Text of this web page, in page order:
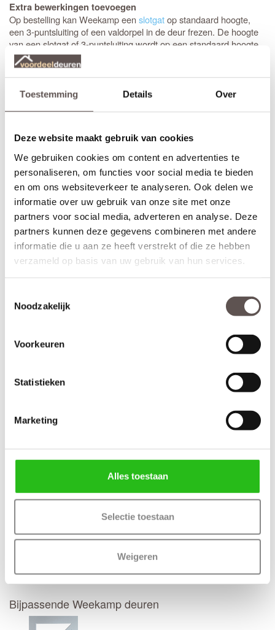
Toestemming Details Over
Deze website maakt gebruik van cookies
We gebruiken cookies om content en advertenties te
personaliseren, om functies voor social media te bieden
en om ons websiteverkeer te analyseren. Ook delen we
informatie over uw gebruik van onze site met onze
partners voor social media, adverteren en analyse. Deze
partners kunnen deze gegevens combineren met andere
informatie die u aan ze heeft verstrekt of die ze hebben
verzameld op basis van uw gebruik van hun services.
Noodzakelijk
Voorkeuren
Statistieken
Marketing
Alles toestaan
Selectie toestaan
Weigeren
Extra bewerkingen toevoegen
Op bestelling kan Weekamp eenslotgatop standaard hoogte,
een 3-puntsluiting of een valdorpel in de deur frezen. De hoogte
van een slotgat of 3-puntsluiting wordt op een standaard hoogte
aangebracht. De deurkruk zit altijd op een hoogte van 105 cm
gemeten vanaf de onderzijde van de deur. Let op! De
draairichtingvan de deur is van belang. Maak je keuze uit het
overzicht.
deur eendeurknopwordt gemonteerd en aan de binnenzijde een
deurkruk. Sleutelbediende sloten worden meestal geplaatst op
voordeur
. De infrezing in de deur wordt beschermd met
grondverf en de 3-puntsluiting gemonteerd.
* Krukbediende 3-puntsluiting(achterdeur)
Geschikt voor buitendeuren waarbij aan de buitenzijde en
binnenzijde eendeurkruk wordt gemonteerd. Krukbediende
sloten worden meestal geplaatst op een
achterdeur
of
balkondeur. De infrezing in de deur wordt beschermd met
grondverf en de 3-puntsluiting gemonteerd.
Voordeuren worden afgehangen met scharnieren die met
schroeven zowel in de deur als op het kozijn worden gemonteerd.
het kozijn gemonteerd om de deur soepel te laten draaien en
kromtrekken tegen te gaan. Voordeuren met een hoogte van
kogellagerscharnieren
(Bewerkingen zoals een slotgat of 3-puntsluiting verlengt de
levertijd met 4 werkdagen)
Kenmerken Weekamp WK1851 Blank isolatieglas
Maatwerk mogelijk: Ja, 50 werkdagen levertijd
Deur samenstellen
Terug
Bijpassende Weekamp deuren